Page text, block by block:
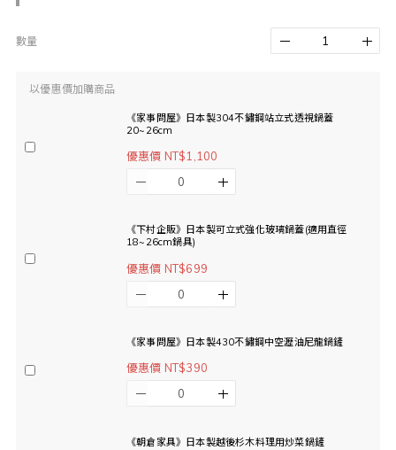
數量
以優惠價加購商品
《家事問屋》日本製304不鏽鋼站立式透視鍋蓋
20~26cm
優惠價 NT$1,100
《下村企販》日本製可立式強化玻璃鍋蓋(適用直徑
18~26cm鍋具)
優惠價 NT$699
《家事問屋》日本製430不鏽鋼中空瀝油尼龍鍋鏟
優惠價 NT$390
《朝倉家具》日本製越後杉木料理用炒菜鍋鏟